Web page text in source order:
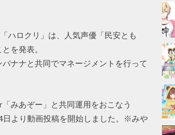
ハロクリ」は、人気声優「民安とも
を発表。
ナナと共同でマネージメントを行って
みあぞー」と共同運用をおこなう
日より動画投稿を開始しました。※みや